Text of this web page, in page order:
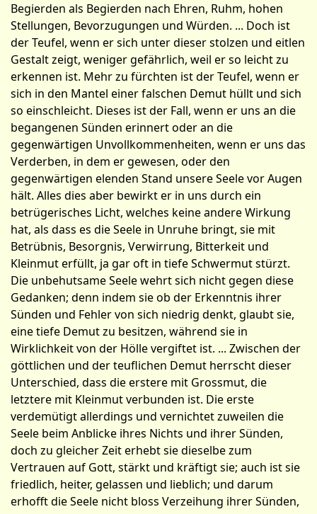
Begierden als Begierden nach Ehren, Ruhm, hohen
Stellungen, Bevorzugungen und Würden. ... Doch ist
der Teufel, wenn er sich unter dieser stolzen und eitlen
Gestalt zeigt, weniger gefährlich, weil er so leicht zu
erkennen ist. Mehr zu fürchten ist der Teufel, wenn er
sich in den Mantel einer falschen Demut hüllt und sich
so einschleicht. Dieses ist der Fall, wenn er uns an die
begangenen Sünden erinnert oder an die
gegenwärtigen Unvollkommenheiten, wenn er uns das
Verderben, in dem er gewesen, oder den
gegenwärtigen elenden Stand unsere Seele vor Augen
hält. Alles dies aber bewirkt er in uns durch ein
betrügerisches Licht, welches keine andere Wirkung
hat, als dass es die Seele in Unruhe bringt, sie mit
Betrübnis, Besorgnis, Verwirrung, Bitterkeit und
Kleinmut erfüllt, ja gar oft in tiefe Schwermut stürzt.
Die unbehutsame Seele wehrt sich nicht gegen diese
Gedanken; denn indem sie ob der Erkenntnis ihrer
Sünden und Fehler von sich niedrig denkt, glaubt sie,
eine tiefe Demut zu besitzen, während sie in
Wirklichkeit von der Hölle vergiftet ist. ... Zwischen der
göttlichen und der teuflichen Demut herrscht dieser
Unterschied, dass die erstere mit Grossmut, die
letztere mit Kleinmut verbunden ist. Die erste
verdemütigt allerdings und vernichtet zuweilen die
Seele beim Anblicke ihres Nichts und ihrer Sünden,
doch zu gleicher Zeit erhebt sie dieselbe zum
Vertrauen auf Gott, stärkt und kräftigt sie; auch ist sie
friedlich, heiter, gelassen und lieblich; und darum
erhofft die Seele nicht bloss Verzeihung ihrer Sünden,